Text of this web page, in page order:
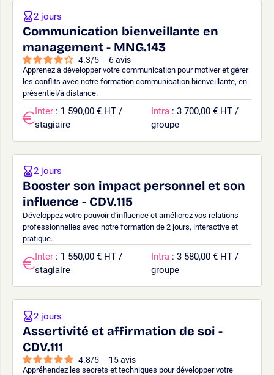
Communication bienveillante en
management - MNG.143
4.3/5 - 6avis
Apprenez à développer votre communication pour motiver et gérer
les conflits avec notre formation communication bienveillante, en
présentiel/à distance.
2 jours
Inter : 1 590,00 € HT /
stagiaire
Intra : 3 700,00 € HT /
groupe
Booster son impact personnel et son
influence - CDV.115
Développez votre pouvoir d’influence et améliorez vos relations
professionnelles avec notre formation de 2 jours, interactive et
pratique.
2 jours
Inter : 1 550,00 € HT /
stagiaire
Intra : 3 580,00 € HT /
groupe
Assertivité et affirmation de soi -
CDV.111
4.8/5 - 15avis
Appréhendez les secrets et techniques pour développer votre
2 jours